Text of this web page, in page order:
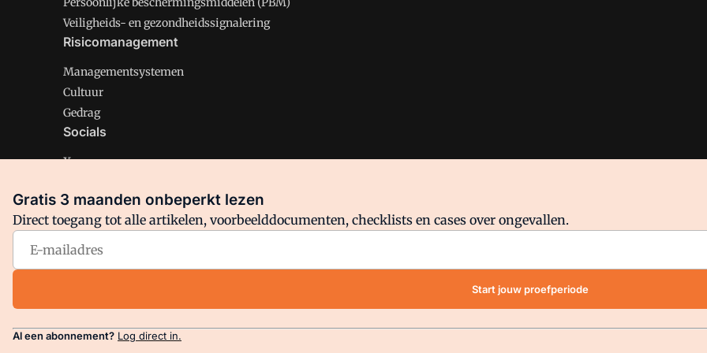
Veiligheids- en gezondheidssignalering
Risicomanagement
Managementsystemen
Cultuur
Gedrag
Socials
X
Facebook
Arbo is onderdeel van VMN media. Lees inons manifestwaar VMN media voor staat. Op gebruik van deze site zijn de
Gratis 3 maanden onbeperkt lezen
Direct toegang tot alle artikelen, voorbeelddocumenten, checklists en cases over ongevallen.
Start jouw proefperiode
Al een abonnement? Log direct in.